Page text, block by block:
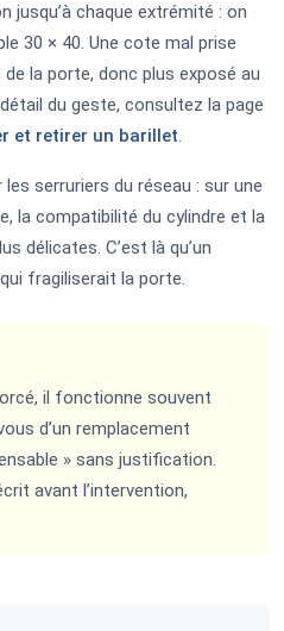
jusqu’à chaque extrémité : on
30 × 40. Une cote mal prise
la porte, donc plus exposé au
du geste, consultez la page
et retirer un barillet
serruriers du réseau : sur une
la compatibilité du cylindre et la
délicates. C’est là qu’un
fragiliserait la porte.
il fonctionne souvent
d’un remplacement
» sans justification.
avant l’intervention,